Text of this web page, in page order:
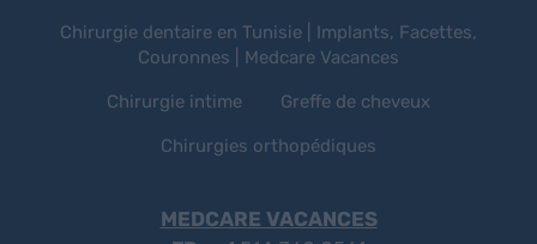
Chirurgie dentaire en Tunisie | Implants, Facettes,
Couronnes | Medcare Vacances
Chirurgie intime Greffe de cheveux
Chirurgies orthopédiques
MEDCARE VACANCES